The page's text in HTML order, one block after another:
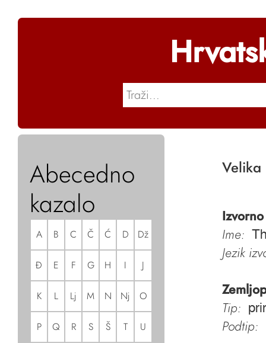
Abecedno
kazalo
A B C Č Ć D Dž
Đ E F G H I J
K L Lj M N Nj O
P Q R S Š T U
Velika
Ime:
Jezik
Tip:
Podtip: